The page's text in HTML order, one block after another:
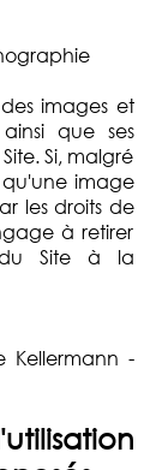
images et
que ses
Si, malgré
image
les droits de
à retirer
du Site à la
-